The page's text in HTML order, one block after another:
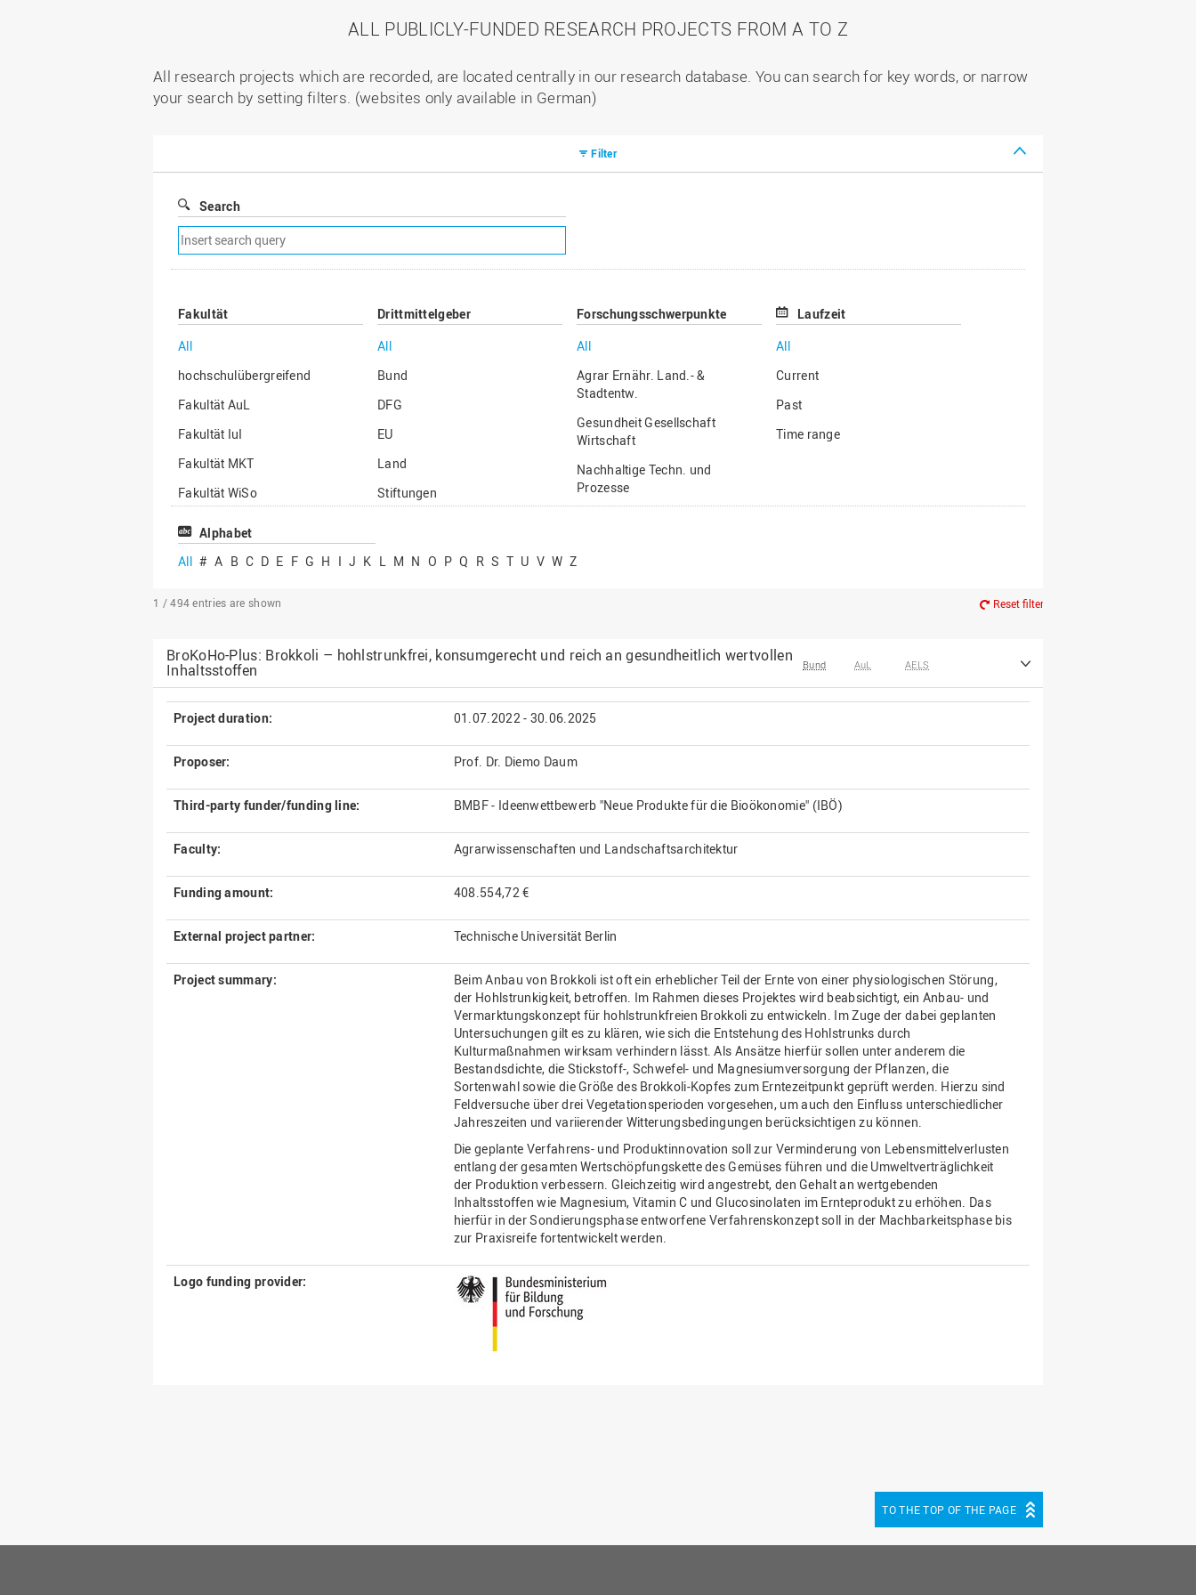
ALL PUBLICLY-FUNDED RESEARCH PROJECTS FROM A TO Z
All research projects which are recorded, are located centrally in our research database. You can search for key words, or narrow
your search by setting filters. (websites only available in German)
Filter
Search
Remove
search
filter
Fakultät
All
hochschulübergreifend
Fakultät AuL
Fakultät IuI
Fakultät MKT
Fakultät WiSo
Institut für Musik
Drittmittelgeber
All
Bund
DFG
EU
Land
Stiftungen
Forschungsschwerpunkte
All
Agrar Ernähr. Land.- &
Stadtentw.
Gesundheit Gesellschaft
Wirtschaft
Nachhaltige Techn. und
Prozesse
Laufzeit
All
Current
Past
Time range
Alphabet
All # A B C D E F G H I J K L M N O P Q R S T U V W Z
1 / 494 entries are shown Reset filter
BroKoHo-Plus: Brokkoli – hohlstrunkfrei, konsumgerecht und reich an gesundheitlich wertvollen
Inhaltsstoffen Bund AuL AELS
Project duration: 01.07.2022 - 30.06.2025
Proposer: Prof. Dr. Diemo Daum
Third-party funder/funding line: BMBF - Ideenwettbewerb "Neue Produkte für die Bioökonomie" (IBÖ)
Faculty: Agrarwissenschaften und Landschaftsarchitektur
Funding amount: 408.554,72 €
External project partner: Technische Universität Berlin
Project summary:
Beim Anbau von Brokkoli ist oft ein erheblicher Teil der Ernte von einer physiologischen Störung,
der Hohlstrunkigkeit, betroffen. Im Rahmen dieses Projektes wird beabsichtigt, ein Anbau- und
Vermarktungskonzept für hohlstrunkfreien Brokkoli zu entwickeln. Im Zuge der dabei geplanten
Untersuchungen gilt es zu klären, wie sich die Entstehung des Hohlstrunks durch
Kulturmaßnahmen wirksam verhindern lässt. Als Ansätze hierfür sollen unter anderem die
Bestandsdichte, die Stickstoff-, Schwefel- und Magnesiumversorgung der Pflanzen, die
Sortenwahl sowie die Größe des Brokkoli-Kopfes zum Erntezeitpunkt geprüft werden. Hierzu sind
Feldversuche über drei Vegetationsperioden vorgesehen, um auch den Einfluss unterschiedlicher
Jahreszeiten und variierender Witterungsbedingungen berücksichtigen zu können.
Die geplante Verfahrens- und Produktinnovation soll zur Verminderung von Lebensmittelverlusten
entlang der gesamten Wertschöpfungskette des Gemüses führen und die Umweltverträglichkeit
der Produktion verbessern. Gleichzeitig wird angestrebt, den Gehalt an wertgebenden
Inhaltsstoffen wie Magnesium, Vitamin C und Glucosinolaten im Ernteprodukt zu erhöhen. Das
hierfür in der Sondierungsphase entworfene Verfahrenskonzept soll in der Machbarkeitsphase bis
zur Praxisreife fortentwickelt werden.
Logo funding provider:
TO THE TOP OF THE PAGE